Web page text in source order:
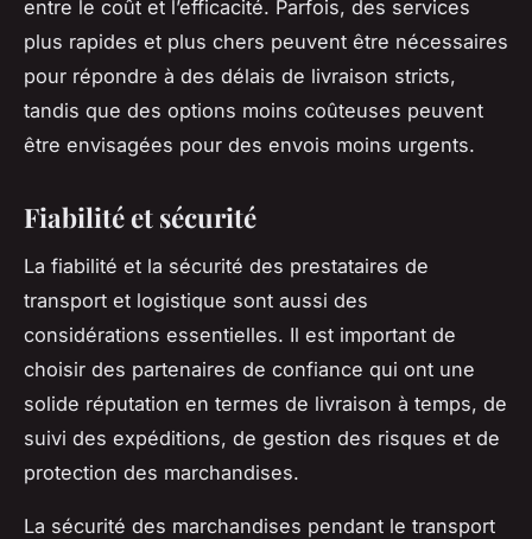
entre le coût et l’efficacité. Parfois, des services
plus rapides et plus chers peuvent être nécessaires
pour répondre à des délais de livraison stricts,
tandis que des options moins coûteuses peuvent
être envisagées pour des envois moins urgents.
Fiabilité et sécurité
La fiabilité et la sécurité des prestataires de
transport et logistique sont aussi des
considérations essentielles. Il est important de
choisir des partenaires de confiance qui ont une
solide réputation en termes de livraison à temps, de
suivi des expéditions, de gestion des risques et de
protection des marchandises.
La sécurité des marchandises pendant le transport